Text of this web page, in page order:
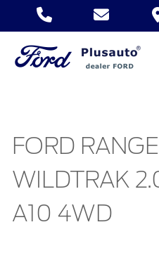
FORD
WILDTRAK
A10 4WD